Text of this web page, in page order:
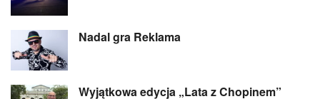
Nadal gra Reklama
Wyjątkowa edycja „Lata z Chopinem”